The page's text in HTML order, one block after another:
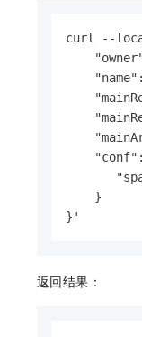
curl --
    }
}'
返回结果：